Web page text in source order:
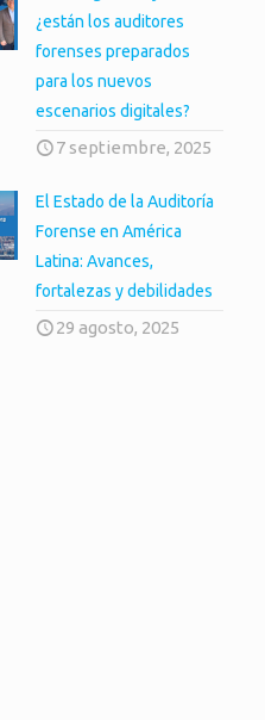
¿están los auditores
forenses preparados
para los nuevos
escenarios digitales?
7 septiembre, 2025
El Estado de la Auditoría
Forense en América
Latina: Avances,
fortalezas y debilidades
29 agosto, 2025